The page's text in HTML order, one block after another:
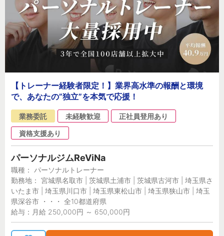
【トレーナー経験者限定！】業界高水準の報酬と環境
で、あなたの”独立”を本気で応援！
業務委託 未経験歓迎
正社員登用あり
資格支援あり
パーソナルジムReViNa
職種： パーソナルトレーナー
勤務地： 宮城県名取市 | 茨城県土浦市 | 茨城県古河市 | 埼玉県さ
いたま市 | 埼玉県川口市 | 埼玉県東松山市 | 埼玉県狭山市 | 埼玉
県深谷市 ・・・ 全10都道府県
給与：月給 250,000円 ～ 650,000円